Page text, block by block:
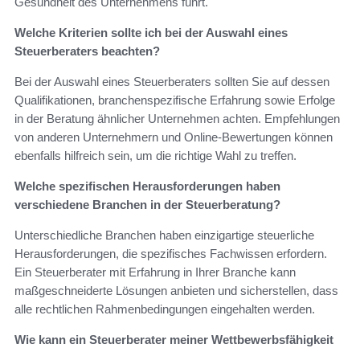
Welche Kriterien sollte ich bei der Auswahl eines
Steuerberaters beachten?
Bei der Auswahl eines Steuerberaters sollten Sie auf dessen
Qualifikationen, branchenspezifische Erfahrung sowie Erfolge
in der Beratung ähnlicher Unternehmen achten. Empfehlungen
von anderen Unternehmern und Online-Bewertungen können
ebenfalls hilfreich sein, um die richtige Wahl zu treffen.
Welche spezifischen Herausforderungen haben
verschiedene Branchen in der Steuerberatung?
Unterschiedliche Branchen haben einzigartige steuerliche
Herausforderungen, die spezifisches Fachwissen erfordern.
Ein Steuerberater mit Erfahrung in Ihrer Branche kann
maßgeschneiderte Lösungen anbieten und sicherstellen, dass
alle rechtlichen Rahmenbedingungen eingehalten werden.
Wie kann ein Steuerberater meiner Wettbewerbsfähigkeit